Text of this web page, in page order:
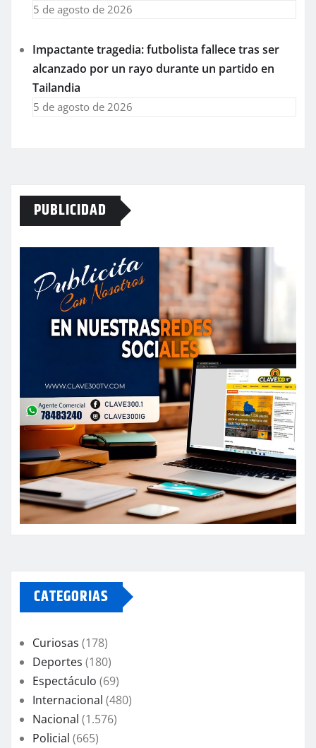
5 de agosto de 2026
Impactante tragedia: futbolista fallece tras ser
alcanzado por un rayo durante un partido en
Tailandia
5 de agosto de 2026
PUBLICIDAD
CATEGORIAS
Curiosas (178)
Deportes (180)
Espectáculo (69)
Internacional (480)
Nacional (1.576)
Policial (665)